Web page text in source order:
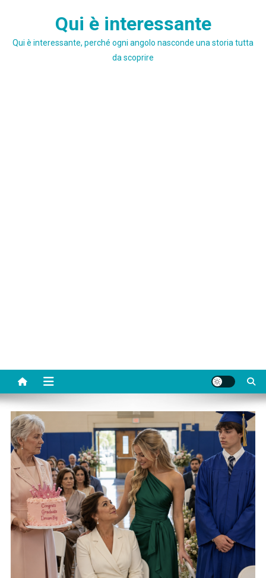
Qui è interessante
Qui è interessante, perché ogni angolo nasconde una storia tutta
da scoprire